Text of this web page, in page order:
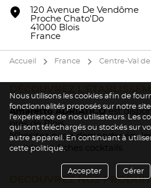
marker
120 Avenue De Vendôme
Proche Chato'Do
41000 Blois
France
Accueil arrow France arrow Centre-Val
Amaretto ADRIATICOest
près de Blois.
N'hésitez pas à demander
limitées et fiches cocktails.
DECOUVREZ NOS
Nous utilisons les cookies afin de
fonctionnalités proposés sur notre
l’expérience de nos utilisateurs. Les
qui sont téléchargés ou stockés sur
autre appareil. En continuant à
cette politique.
Accepter Gérer